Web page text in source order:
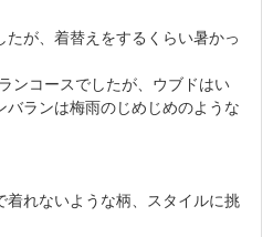
が、着替えをするくらい暑かっ
ンコースでしたが、ウブドはい
バランは梅雨のじめじめのような
着れないような柄、スタイルに挑